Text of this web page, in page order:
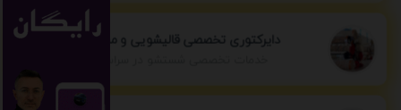
دایرکتوری تخصصی قالیشویی و مبل شویی